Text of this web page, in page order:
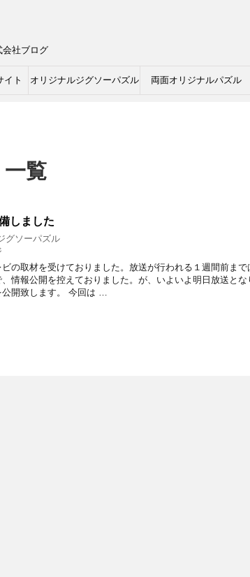
会社ブログ
イト オリジナルジグソーパズル 両面オリジナルパズル
一覧
しました
グソーパズル
の取材を受けておりました。放送が行われる１週間前まで
情報公開を控えておりました。が、いよいよ明日放送とな
公開致します。 今回は …